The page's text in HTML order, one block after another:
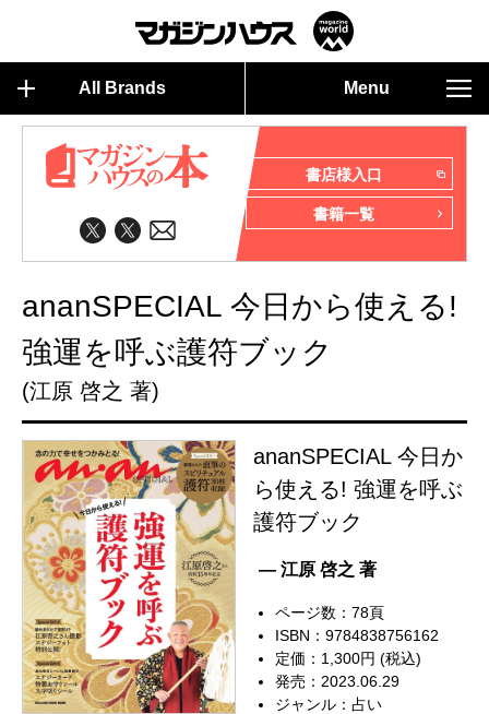
All Brands Menu
書店様入口
書籍一覧
ananSPECIAL 今日から使える!
強運を呼ぶ護符ブック
(江原 啓之 著)
ananSPECIAL 今日か
ら使える! 強運を呼ぶ
護符ブック
— 江原 啓之 著
ページ数：78頁
ISBN：9784838756162
定価：1,300円 (税込)
発売：2023.06.29
ジャンル：占い